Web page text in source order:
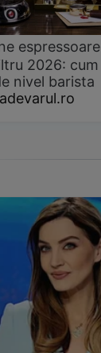
espressoare
2026: cum
nivel barista
adevarul.ro